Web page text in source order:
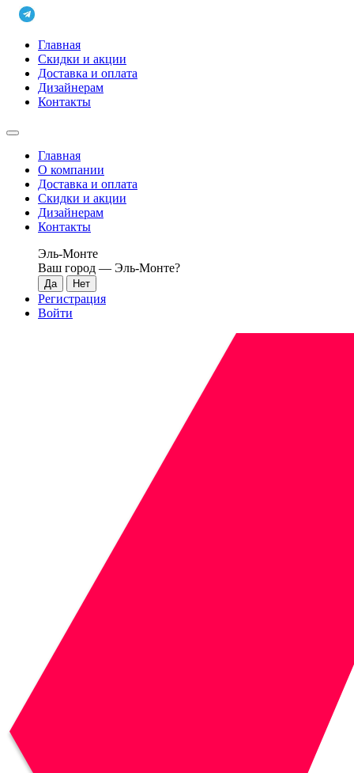
Главная
Скидки и акции
Доставка и оплата
Дизайнерам
Контакты
Главная
О компании
Доставка и оплата
Скидки и акции
Дизайнерам
Контакты
Эль-Монте
Ваш город — Эль-Монте?
Регистрация
Войти